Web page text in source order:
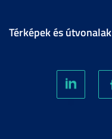
Térképek és útvonalak